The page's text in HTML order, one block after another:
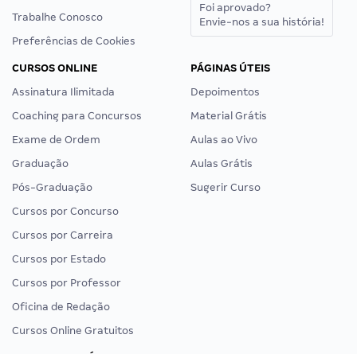
Trabalhe Conosco
Preferências de Cookies
Foi aprovado?
Envie-nos a sua história!
CURSOS ONLINE
Assinatura Ilimitada
Coaching para Concursos
Exame de Ordem
Graduação
Pós-Graduação
Cursos por Concurso
Cursos por Carreira
Cursos por Estado
Cursos por Professor
Oficina de Redação
Cursos Online Gratuitos
PÁGINAS ÚTEIS
Depoimentos
Material Grátis
Aulas ao Vivo
Aulas Grátis
Sugerir Curso